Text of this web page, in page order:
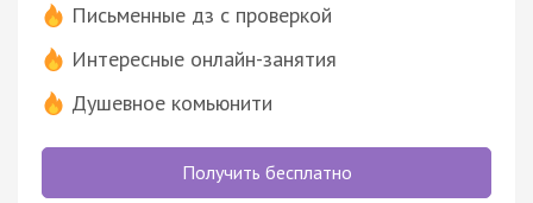
Письменные дз с проверкой
Интересные онлайн-занятия
Душевное комьюнити
Получить бесплатно